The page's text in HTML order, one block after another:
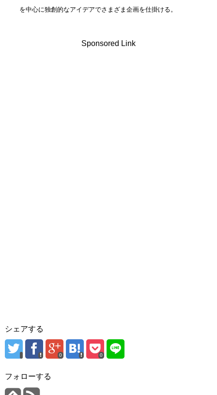
を中心に独創的なアイデアでさまざま企画を仕掛ける。
Sponsored Link
シェアする
0 0
フォローする